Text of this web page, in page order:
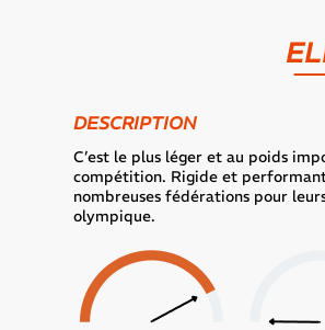
DESCRIPTION
C’est le plus léger et au poids
compétition. Rigide et
nombreuses fédérations pour
olympique.